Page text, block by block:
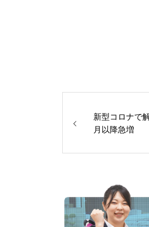
新型コロナで
月以降急増